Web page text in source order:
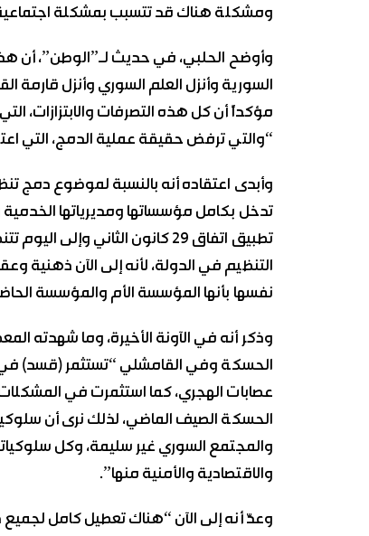
ومشكلة هناك قد تتسبب بمشكلة اجتماعية
وأوضح الحلبي، في حديث لـ”الوطن”، أن
السورية وأنزل العلم السوري وأنزل قارمة
مؤكداً أن كل هذه التصرفات والابتزازات،
“والتي ترفض حقيقة عملية الدمج، التي
وأبدى اعتقاده أنه بالنسبة لموضوع دمج
تدخل بكامل مؤسساتها ومديرياتها
تطبيق اتفاق ٢٩ كانون
التنظيم في الدولة، لأنه إلى الآن ذهنية
نفسها بأنها المؤسسة الأم والمؤسسة
وذكر أنه في الآونة الأخيرة، وما شهدته
الحسكة وفي القامشلي “تستثمر (قسد)
عصابات الهجري، كما استثمرت في
الحسكة الصيف الماضي، لذلك نرى أن
والمجتمع السوري غير سليمة، وكل
والاقتصادية والأمنية منها”.
وعدّ أنه إلى الآن “هناك تعطيل كامل